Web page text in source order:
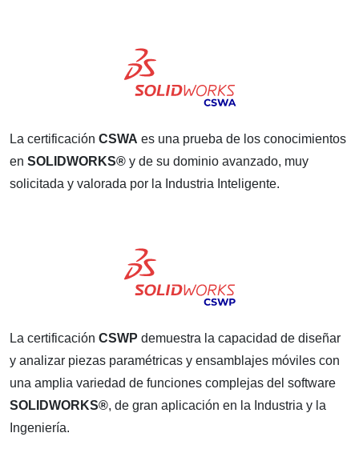
La certificación CSWA es una prueba de los conocimientos
en SOLIDWORKS® y de su dominio avanzado, muy
solicitada y valorada por la Industria Inteligente.
La certificación CSWP demuestra la capacidad de diseñar
y analizar piezas paramétricas y ensamblajes móviles con
una amplia variedad de funciones complejas del software
SOLIDWORKS®, de gran aplicación en la Industria y la
Ingeniería.